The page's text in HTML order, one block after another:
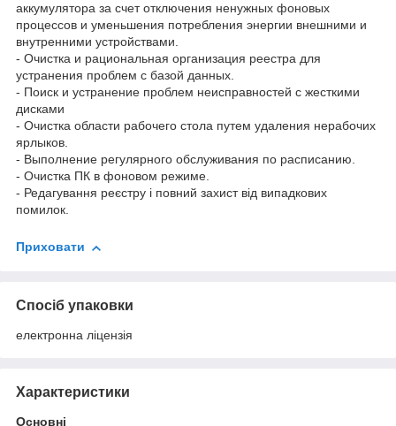
аккумулятора за счет отключения ненужных фоновых
процессов и уменьшения потребления энергии внешними и
внутренними устройствами.
- Очистка и рациональная организация реестра для
устранения проблем с базой данных.
- Поиск и устранение проблем неисправностей с жесткими
дисками
- Очистка области рабочего стола путем удаления нерабочих
ярлыков.
- Выполнение регулярного обслуживания по расписанию.
- Очистка ПК в фоновом режиме.
- Редагування реєстру і повний захист від випадкових
помилок.
Приховати
Спосіб упаковки
електронна ліцензія
Характеристики
Основні